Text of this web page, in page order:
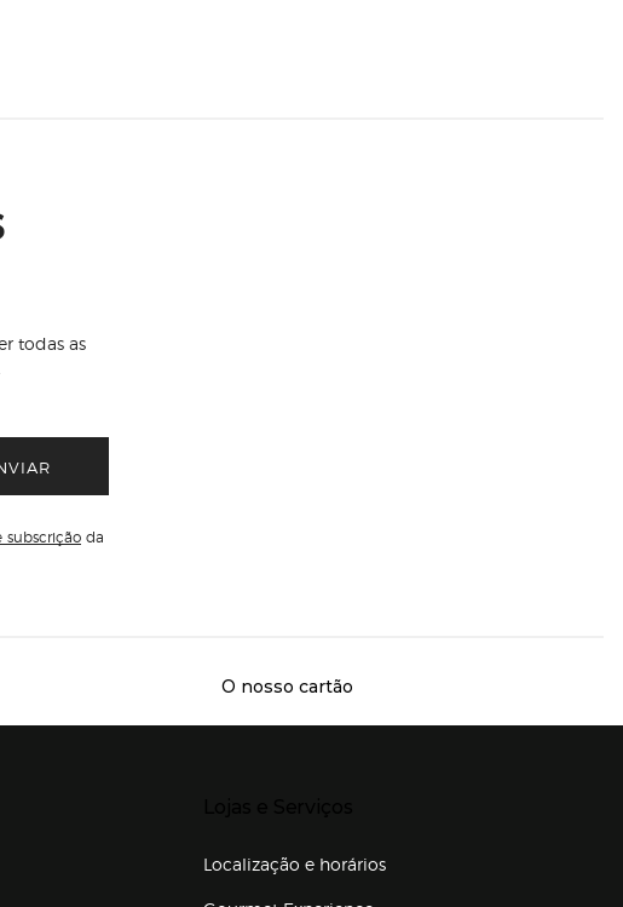
todas as
da
O nosso cartão
Localização e horários